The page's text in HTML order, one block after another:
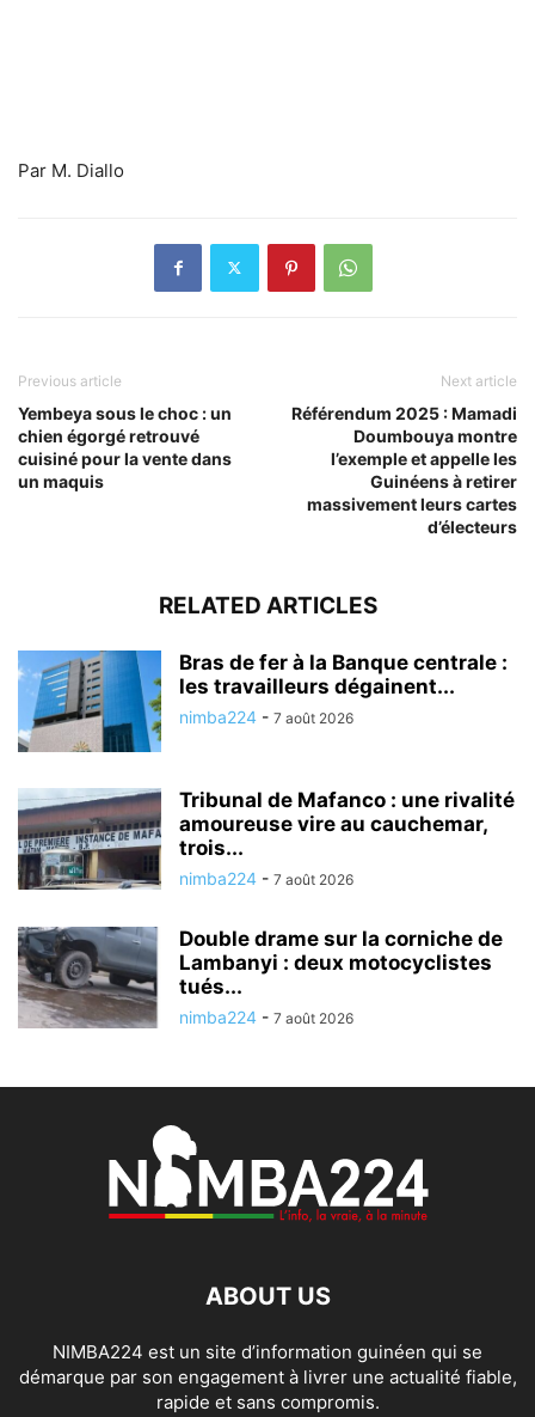
Par M. Diallo
Previous article
Yembeya sous le choc : un
chien égorgé retrouvé
cuisiné pour la vente dans
un maquis
Next article
Référendum 2025 : Mamadi
Doumbouya montre
l’exemple et appelle les
Guinéens à retirer
massivement leurs cartes
d’électeurs
RELATED ARTICLES
Bras de fer à la Banque centrale :
les travailleurs dégainent...
nimba224 - 7 août 2026
Tribunal de Mafanco : une rivalité
amoureuse vire au cauchemar,
trois...
nimba224 - 7 août 2026
Double drame sur la corniche de
Lambanyi : deux motocyclistes
tués...
nimba224 - 7 août 2026
ABOUT US
NIMBA224 est un site d’information guinéen qui se
démarque par son engagement à livrer une actualité fiable,
rapide et sans compromis.